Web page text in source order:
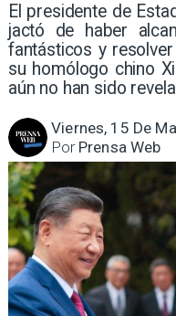
El presidente de
jactó de haber
fantásticos y
su homólogo chino
aún no han sido
Viernes, 15 De
Prensa Web
Por